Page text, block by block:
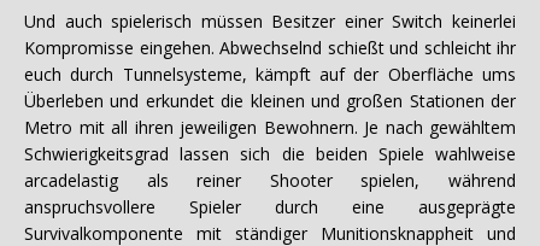
Und auch spielerisch müssen Besitzer einer Switch keinerlei
Kompromisse eingehen. Abwechselnd schießt und schleicht ihr
euch durch Tunnelsysteme, kämpft auf der Oberfläche ums
Überleben und erkundet die kleinen und großen Stationen der
Metro mit all ihren jeweiligen Bewohnern. Je nach gewähltem
Schwierigkeitsgrad lassen sich die beiden Spiele wahlweise
arcadelastig als reiner Shooter spielen, während
anspruchsvollere Spieler durch eine ausgeprägte
Survivalkomponente mit ständiger Munitionsknappheit und